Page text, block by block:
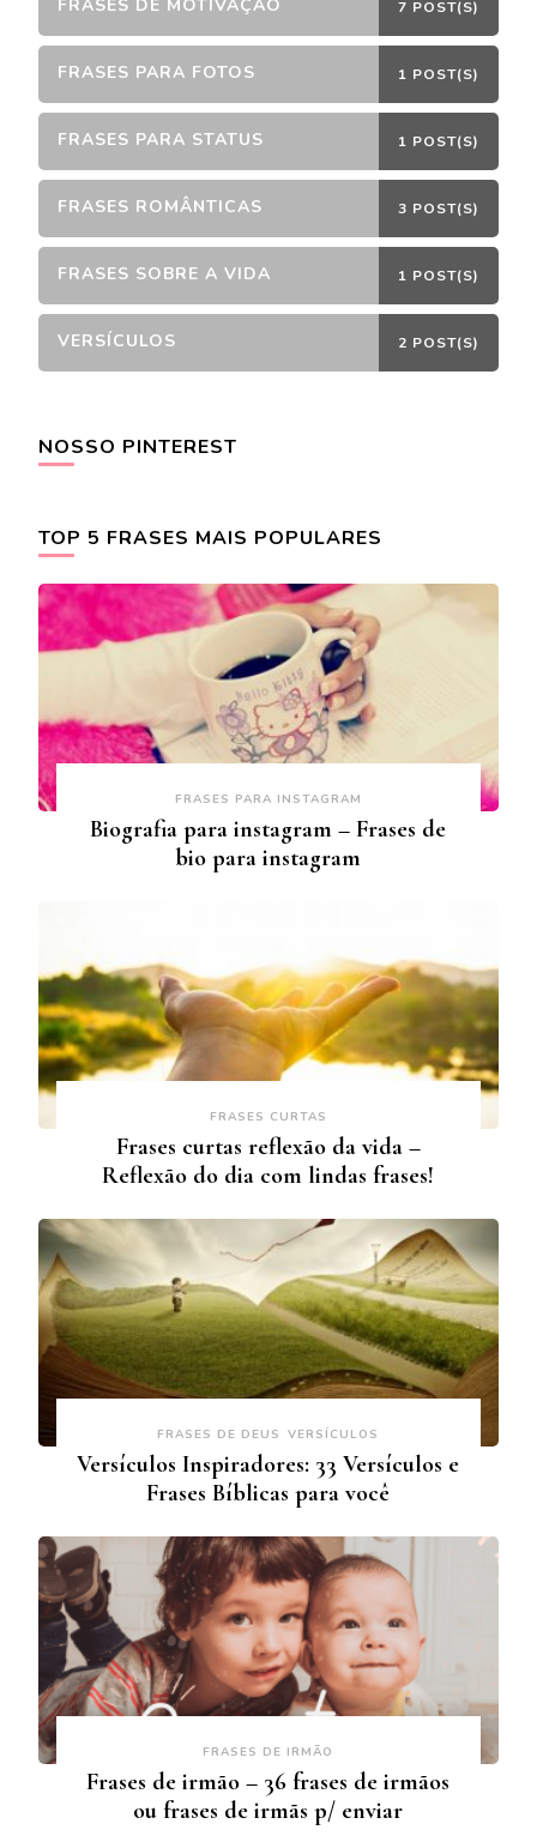
FRASES DE MOTIVAÇÃO 7 POST(S)
FRASES PARA FOTOS 1 POST(S)
FRASES PARA STATUS 1 POST(S)
FRASES ROMÂNTICAS 3 POST(S)
FRASES SOBRE A VIDA 1 POST(S)
VERSÍCULOS 2 POST(S)
NOSSO PINTEREST
TOP 5 FRASES MAIS POPULARES
FRASES PARA INSTAGRAM
Biografia para instagram – Frases de
bio para instagram
FRASES CURTAS
Frases curtas reflexão da vida –
Reflexão do dia com lindas frases!
FRASES DE DEUS VERSÍCULOS
Versículos Inspiradores: 33 Versículos e
Frases Bíblicas para você
FRASES DE IRMÃO
Frases de irmão – 36 frases de irmãos
ou frases de irmãs p/ enviar